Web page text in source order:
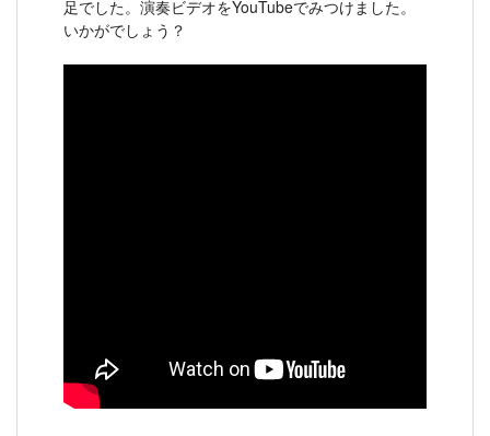
足でした。演奏ビデオをYouTubeでみつけました。
いかがでしょう？